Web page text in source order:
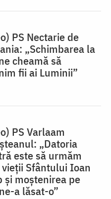
PS Nectarie de
„Schimbarea la
cheamă să
fii ai Luminii”
PS Varlaam
„Datoria
este să urmăm
Sfântului Ioan
și moștenirea pe
a lăsat-o”